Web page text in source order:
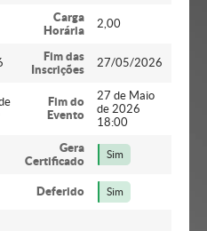
Carga
Horária
2,00
Fim das
Inscrições
27/05/2026
Fim do
Evento
27 de Maio
de 2026
18:00
Gera
Certificado
Sim
Deferido Sim